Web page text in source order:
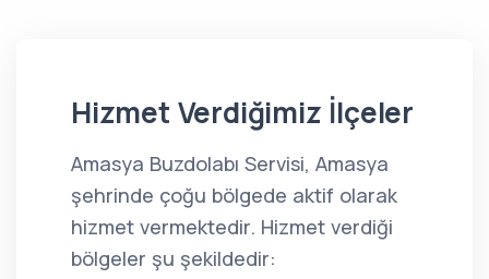
Hizmet Verdiğimiz İlçeler
Amasya Buzdolabı Servisi, Amasya
şehrinde çoğu bölgede aktif olarak
hizmet vermektedir. Hizmet verdiği
bölgeler şu şekildedir: